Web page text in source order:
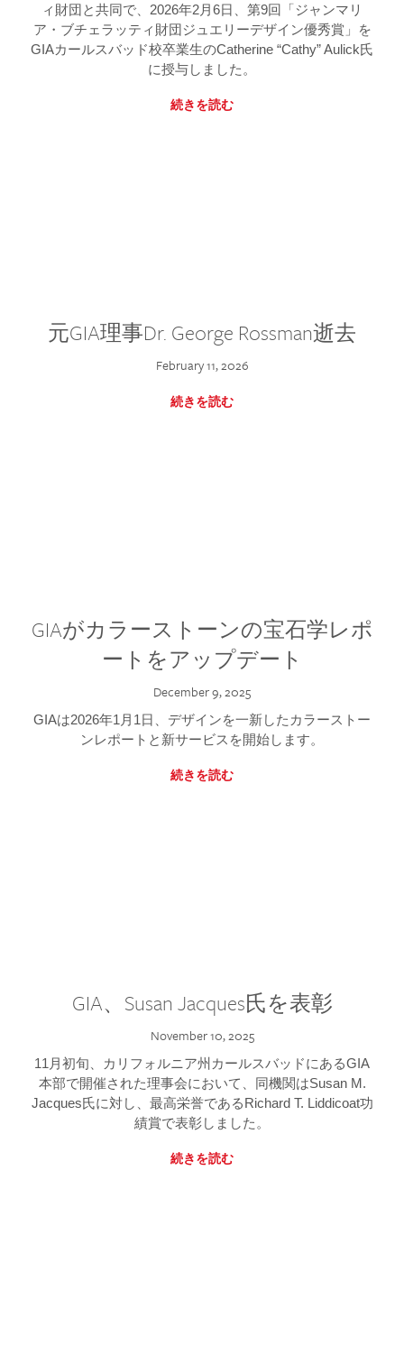
ィ財団と共同で、2026年2月6日、第9回「ジャンマリ
ア・ブチェラッティ財団ジュエリーデザイン優秀賞」を
GIAカールスバッド校卒業生のCatherine “Cathy” Aulick氏
に授与しました。
続きを読む
元GIA理事Dr. George Rossman逝去
February 11, 2026
続きを読む
GIAがカラーストーンの宝石学レポ
ートをアップデート
December 9, 2025
GIAは2026年1月1日、デザインを一新したカラーストー
ンレポートと新サービスを開始します。
続きを読む
GIA、Susan Jacques氏を表彰
November 10, 2025
11月初旬、カリフォルニア州カールスバッドにあるGIA
本部で開催された理事会において、同機関はSusan M.
Jacques氏に対し、最高栄誉であるRichard T. Liddicoat功
績賞で表彰しました。
続きを読む